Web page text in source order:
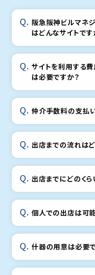
阪急阪神ビルマネ
はどんなサイトです
サイトを利用する
は必要ですか？
仲介手数料の支払
出店までの流れは
出店までにどのく
個人での出店は可
什器の用意は必要